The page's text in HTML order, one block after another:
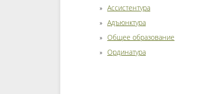
Ассистентура
Адъюнктура
Общее образование
Ординатура